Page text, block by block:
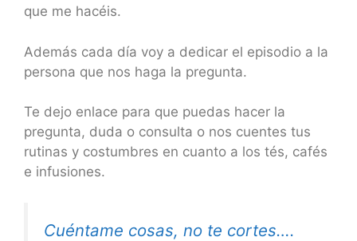
que me hacéis.
Además cada día voy a dedicar el episodio a la
persona que nos haga la pregunta.
Te dejo enlace para que puedas hacer la
pregunta, duda o consulta o nos cuentes tus
rutinas y costumbres en cuanto a los tés, cafés
e infusiones.
Cuéntame cosas, no te cortes….